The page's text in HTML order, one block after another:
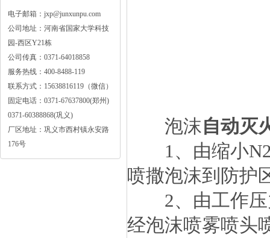
电子邮箱：jxp@junxunpu.com
公司地址：河南省国家大学科技
园-西区Y21栋
公司传真：0371-64018858
服务热线：400-8488-119
联系方式：15638816119（微信）
固定电话：0371-67637800(郑州)
0371-60388868(巩义)
厂区地址：巩义市西村镇永安路
176号
泡沫自动灭
1、由缩小N2
喷撒泡沫到防护
2、由工作压
经泡沫喷雾喷头